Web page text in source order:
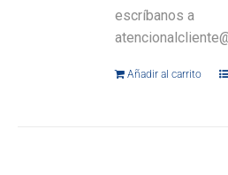
escríbanos a
Añadir al carrito